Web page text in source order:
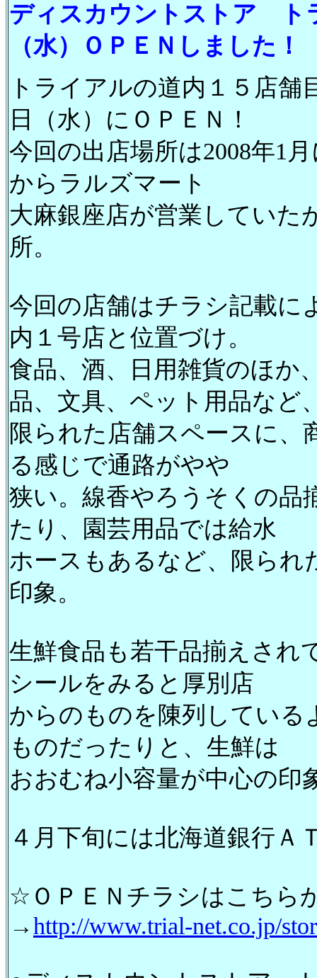
ディスカウントストア ト
（水）ＯＰＥＮしました！
トライアルの道内１５店
日（水）にＯＰＥＮ！
今回の出店場所は2008年1
からラルズマート
大麻銀座店が営業していた
所。
今回の店舗はチラシ記載に
内１号店と位置づけ。
食品、酒、日用雑貨のほか
品、文具、ペット用品など
限られた店舗スペースに、
る感じで通路がやや
狭い。線香やろうそくの品
たり、園芸用品では給水
ホースもあるなど、限られ
印象。
生鮮食品も若干品揃えされ
シールをみると厚別店
からのものを陳列している
ものだったりと、生鮮は
おおむね小容量が中心の印
４月下旬には北海道銀行Ａ
☆ＯＰＥＮチラシはこちら
→http://www.trial-net.co.jp/